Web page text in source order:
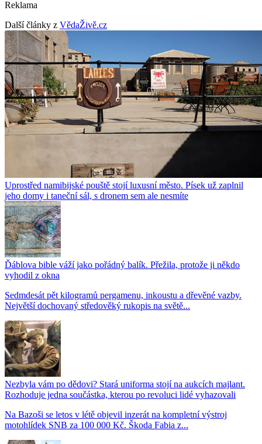
Reklama
Další články z VědaŽivě.cz
Uprostřed namibijské pouště stojí luxusní město. Písek už zaplnil
jeho domy i taneční sál, s dronem sem ale nesmíte
Ďáblova bible váží jako pořádný balík. Přežila, protože ji někdo
vyhodil z okna
Sedmdesát pět kilogramů pergamenu, inkoustu a dřevěné vazby.
Největší dochovaný středověký rukopis na světě...
Nezbyla vám po dědovi? Stará uniforma stojí na aukcích majlant.
Rozhoduje jedna součástka, kterou po revoluci lidé vyhazovali
Na Bazoši se letos v létě objevil inzerát na kompletní výstroj
motohlídek SNB za 100 000 Kč. Škoda Fabia z...